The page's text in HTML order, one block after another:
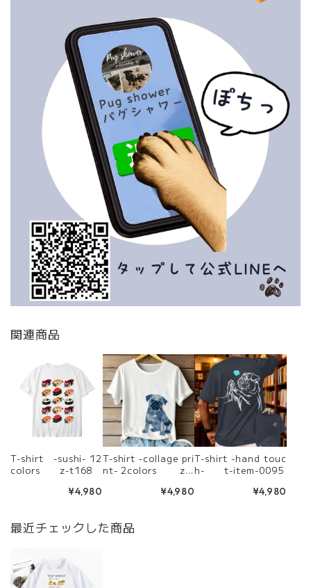
関連商品
T-shirt -sushi- 12
colors z-t168
¥4,980
T-shirt -collage pri
nt- 2colors z-t
¥4,980
T-shirt -hand touc
h- t-item-0095
¥4,980
最近チェックした商品